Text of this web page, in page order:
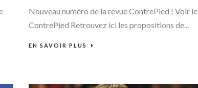
Nouveau numéro de la revue ContrePied ! Voir le
ContrePied Retrouvez ici les propositions de...
EN SAVOIR PLUS